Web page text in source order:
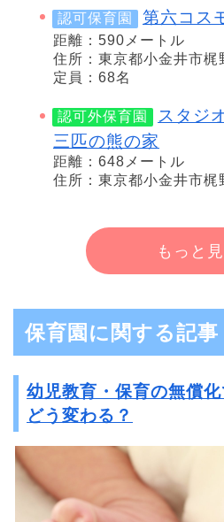
認可保育園 第六コス
距離：590メートル
住所：東京都小金井市
定員：68名
認可外保育園
スタジ
三匹の熊の家
距離：648メートル
住所：東京都小金井市梶
もっと
保育園に関する記事
幼児教育・保育の無償
どう変わる？